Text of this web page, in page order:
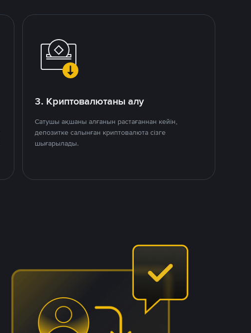
3. Криптовалютаны алу
Сатушы ақшаны алғанын растағаннан кейін,
депозитке салынған криптовалюта сізге
шығарылады.